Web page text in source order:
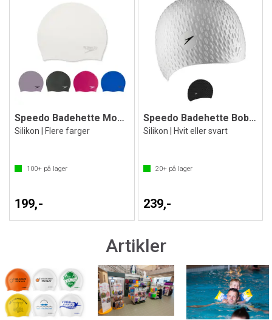
Speedo Badehette Moulded
Silikon | Flere farger
100+ på lager
199,-
Speedo Badehette Boblehette
Silikon | Hvit eller svart
20+på lager
239,-
Artikler